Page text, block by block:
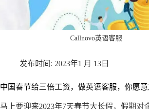
Callnovo英语客服
2023年1 月 13日
中国春节给三倍工资，做英语客服，你愿意
马上要迎来2023年7天春节大长假，假期对